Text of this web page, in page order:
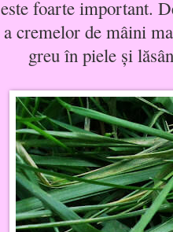
este foarte important.
a cremelor de mâini
greu în piele şi